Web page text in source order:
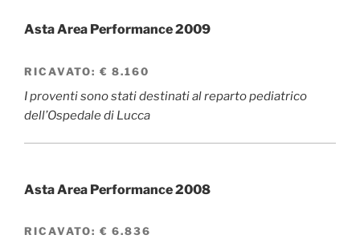
Asta Area Performance 2009
RICAVATO: € 8.160
I proventi sono stati destinati al reparto pediatrico
dell’Ospedale di Lucca
Asta Area Performance 2008
RICAVATO: € 6.836